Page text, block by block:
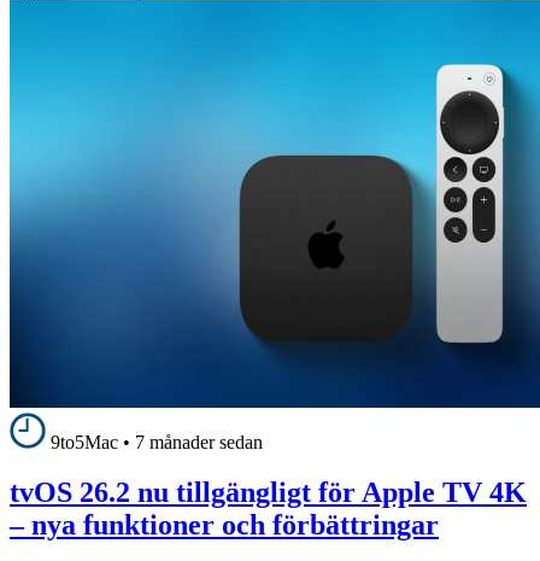
9to5Mac • 7 månader sedan
tvOS 26.2 nu tillgängligt för Apple TV 4K
– nya funktioner och förbättringar